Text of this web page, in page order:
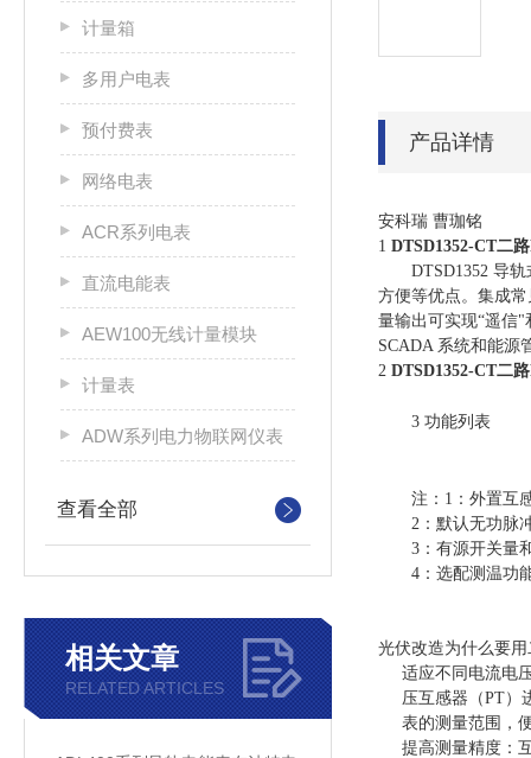
计量箱
多用户电表
预付费表
网络电表
ACR系列电表
直流电能表
AEW100无线计量模块
计量表
ADW系列电力物联网仪表
查看全部
相关文章
RELATED ARTICLES
产品详情
安科瑞 曹珈铭
1 DTSD1352-CT二
DTSD1352 导轨
方便等优点。集成
量输出可实现“遥信"
SCADA 系统和能源
2 DTSD1352-CT二
3 功能列表
注：1：外置互感
2：默认无功脉冲
3：有源开关量和
4：选配测温功能
光伏改造为什么要
适应不同电流电
压互感器（PT）
表的测量范围，
提高测量精度：